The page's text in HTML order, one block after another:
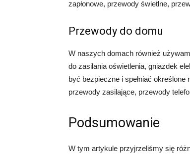
zapłonowe, przewody świetlne,
Przewody do domu
W naszych domach również
do zasilania oświetlenia, gniazdek
być bezpieczne i spełniać
przewody zasilające, przewody
Podsumowanie
W tym artykule przyjrzeliśmy się